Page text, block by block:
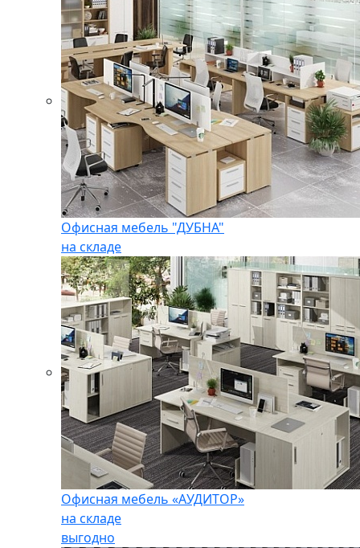
Офисная мебель "ДУБНА"
на складе
Офисная мебель «АУДИТОР»
на складе
выгодно